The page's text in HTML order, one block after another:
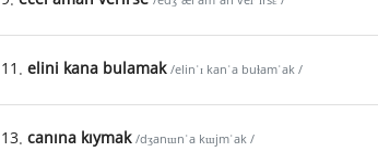
11. elini kana bulamak /elinˈɪ kanˈa buɫamˈak /
13. canına kıymak /dʒanɯnˈa kɯjmˈak /